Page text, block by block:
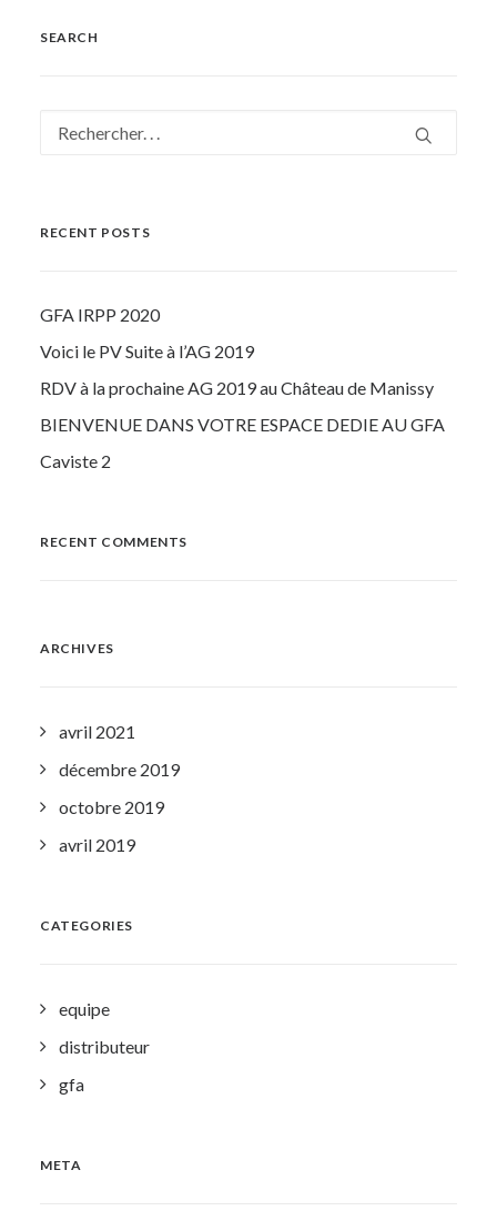
SEARCH
RECENT POSTS
GFA IRPP 2020
Voici le PV Suite à l’AG 2019
RDV à la prochaine AG 2019 au Château de Manissy
BIENVENUE DANS VOTRE ESPACE DEDIE AU GFA
Caviste 2
RECENT COMMENTS
ARCHIVES
avril 2021
décembre 2019
octobre 2019
avril 2019
CATEGORIES
equipe
distributeur
gfa
META